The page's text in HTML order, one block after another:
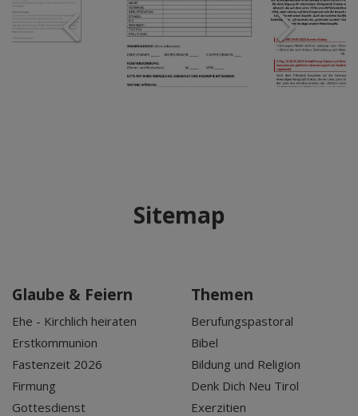
Sitemap
Glaube & Feiern
Ehe - Kirchlich heiraten
Erstkommunion
Fastenzeit 2026
Firmung
Gottesdienst
Themen
Berufungspastoral
Bibel
Bildung und Religion
Denk Dich Neu Tirol
Exerzitien